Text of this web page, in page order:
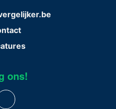
ons!